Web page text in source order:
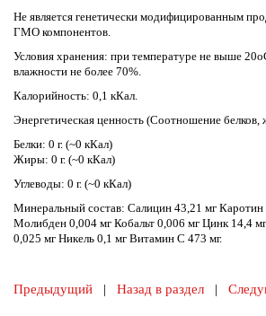
Не является генетически модифицированным
ГМО компонентов.
Условия хранения: при температуре не выше
влажности не более 70%.
Калорийность: 0,1 кКал.
Энергетическая ценность (Соотношение белков,
Белки: 0 г. (~0 кКал)
Жиры: 0 г. (~0 кКал)
Углеводы: 0 г. (~0 кКал)
Минеральный состав: Салицин 43,21 мг
Молибден 0,004 мг Кобальт 0,006 мг Цинк 14,4
0,025 мг Никель 0,1 мг Витамин С 473 мг.
Предыдущий | Назад в раздел |